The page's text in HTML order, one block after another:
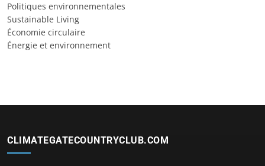
Politiques environnementales
Sustainable Living
Économie circulaire
Énergie et environnement
CLIMATEGATECOUNTRYCLUB.COM